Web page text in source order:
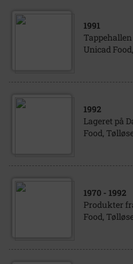
1991
Unicad
1992
Lageret på
Food,
1970 - 1992
Produkter
Food,